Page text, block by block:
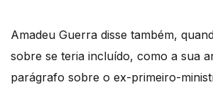
Amadeu Guerra disse também,
sobre se teria incluído, como a sua
parágrafo sobre o ex-primeiro-